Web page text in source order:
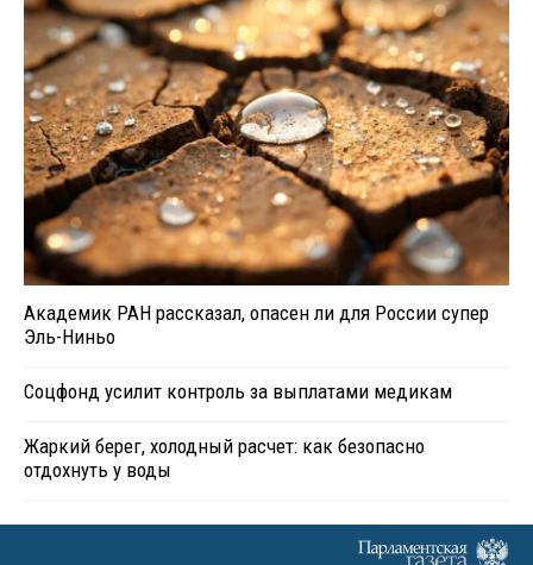
Академик РАН рассказал, опасен ли для России супер
Эль-Ниньо
Соцфонд усилит контроль за выплатами медикам
Жаркий берег, холодный расчет: как безопасно
отдохнуть у воды